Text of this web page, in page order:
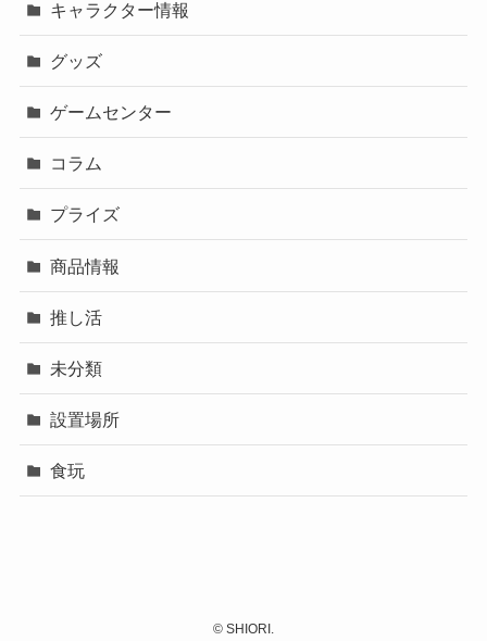
キャラクター情報
グッズ
ゲームセンター
コラム
プライズ
商品情報
推し活
未分類
設置場所
食玩
© SHIORI.